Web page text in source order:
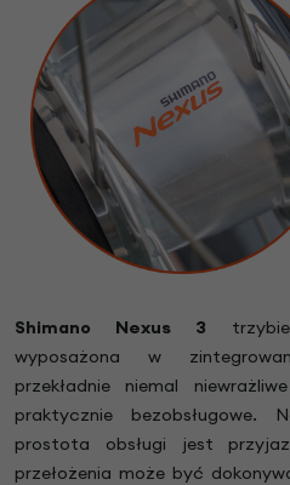
Shimano Nexus 3
wyposażona w
przekładnie niemal
praktycznie bezobsługowe.
prostota obsługi jest
przełożenia może być